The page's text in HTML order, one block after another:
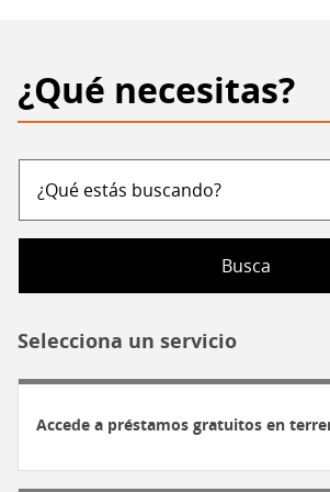
para
garantizar
acceso
la
en
Chile
¿Qué necesitas?
¿Qué
buscando?
Selecciona un servicio
Accede a préstamos gratuitos en